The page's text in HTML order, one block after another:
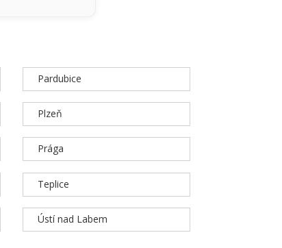
Pardubice
Plzeň
Prága
Teplice
Ústí nad Labem